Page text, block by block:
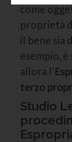
come
proprietà
il bene sia
esempio,
allora l’
terzo
Studio